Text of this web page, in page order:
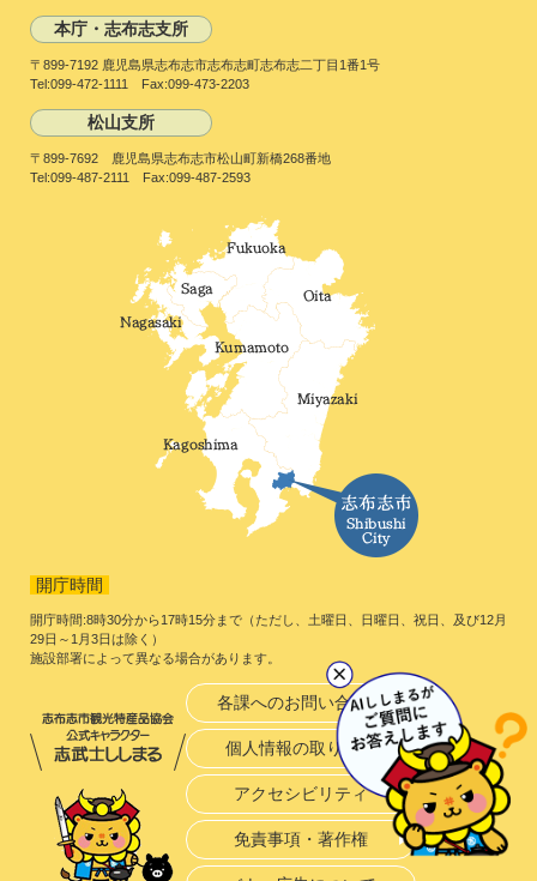
本庁・志布志支所
〒899-7192 鹿児島県志布志市志布志町志布志二丁目1番1号
Tel:099-472-1111 Fax:099-473-2203
松山支所
〒899-7692 鹿児島県志布志市松山町新橋268番地
Tel:099-487-2111 Fax:099-487-2593
開庁時間
開庁時間:8時30分から17時15分まで（ただし、土曜日、日曜日、祝日、及び12月
29日～1月3日は除く）
施設部署によって異なる場合があります。
各課へのお問い合わせ
個人情報の取り扱い
アクセシビリティ
免責事項・著作権